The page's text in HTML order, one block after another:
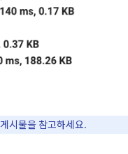
게시물을 참고하세요.